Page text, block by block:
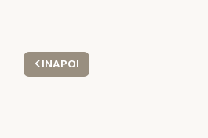
INAPOI